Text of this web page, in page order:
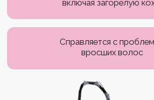
не такие густые, если сравнивать с такими
Скорость роста:Волосы на руках растут
медленнее из-за короткой фазы роста
Пигментация:Волосы на руках часто
светлее и менее пигментированы, чем волосы
на других участках тела, что может